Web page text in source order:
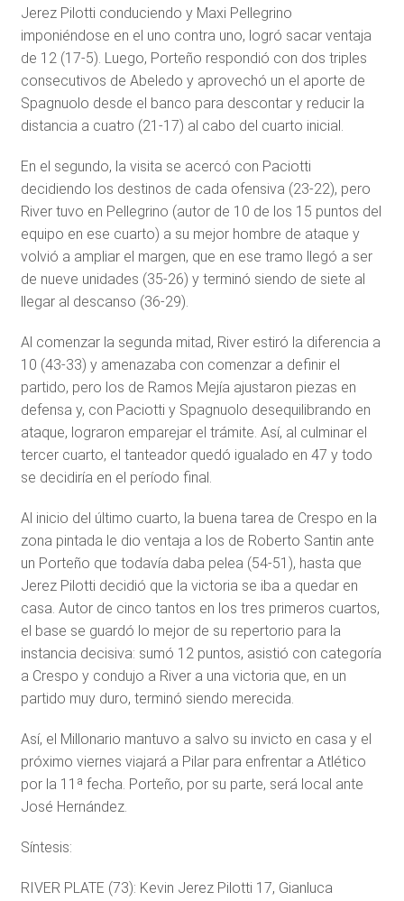
Jerez Pilotti conduciendo y Maxi Pellegrino
imponiéndose en el uno contra uno, logró sacar ventaja
de 12 (17-5). Luego, Porteño respondió con dos triples
consecutivos de Abeledo y aprovechó un el aporte de
Spagnuolo desde el banco para descontar y reducir la
distancia a cuatro (21-17) al cabo del cuarto inicial.
En el segundo, la visita se acercó con Paciotti
decidiendo los destinos de cada ofensiva (23-22), pero
River tuvo en Pellegrino (autor de 10 de los 15 puntos del
equipo en ese cuarto) a su mejor hombre de ataque y
volvió a ampliar el margen, que en ese tramo llegó a ser
de nueve unidades (35-26) y terminó siendo de siete al
llegar al descanso (36-29).
Al comenzar la segunda mitad, River estiró la diferencia a
10 (43-33) y amenazaba con comenzar a definir el
partido, pero los de Ramos Mejía ajustaron piezas en
defensa y, con Paciotti y Spagnuolo desequilibrando en
ataque, lograron emparejar el trámite. Así, al culminar el
tercer cuarto, el tanteador quedó igualado en 47 y todo
se decidiría en el período final.
Al inicio del último cuarto, la buena tarea de Crespo en la
zona pintada le dio ventaja a los de Roberto Santin ante
un Porteño que todavía daba pelea (54-51), hasta que
Jerez Pilotti decidió que la victoria se iba a quedar en
casa. Autor de cinco tantos en los tres primeros cuartos,
el base se guardó lo mejor de su repertorio para la
instancia decisiva: sumó 12 puntos, asistió con categoría
a Crespo y condujo a River a una victoria que, en un
partido muy duro, terminó siendo merecida.
Así, el Millonario mantuvo a salvo su invicto en casa y el
próximo viernes viajará a Pilar para enfrentar a Atlético
por la 11ª fecha. Porteño, por su parte, será local ante
José Hernández.
Síntesis:
RIVER PLATE (73): Kevin Jerez Pilotti 17, Gianluca